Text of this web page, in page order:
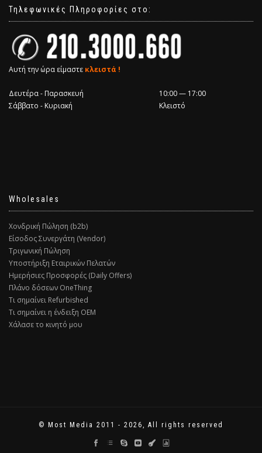
Τηλεφωνικές Πληροφορίες στο:
Αυτή την ώρα είμαστε κλειστά !
Δευτέρα - Παρασκευή
10:00 — 17:00
Σάββατο - Κυριακή
Κλειστό
Wholesales
Χονδρική Πώληση (b2b)
Είσοδος Συνεργάτη (Vendor)
Τριγωνική Πώληση
Υποστήριξη Εταιρικών Πελατών
Ημερήσιες Προσφορές (Daily Offers)
Πλάνο δόσεων OneThing
Τι σημαίνει Refurbished
Τι σημαίνει η ένδειξη ΟΕΜ
Χάλασε το κινητό μου
© Most Media 2011 - 2026, All rights reserved